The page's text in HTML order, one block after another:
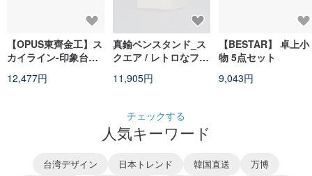
【OPUS東齊金工】ス
カイライン-印象台北
機能収納ボックス
12,477円
真鍮ペンスタンド_ス
クエア / レトロなフォ
11,905円
【BESTAR】 卓上小
物 5点セット
9,043円
チェックする
人気キーワード
台湾デザイン 日本トレンド 韓国直送
万博